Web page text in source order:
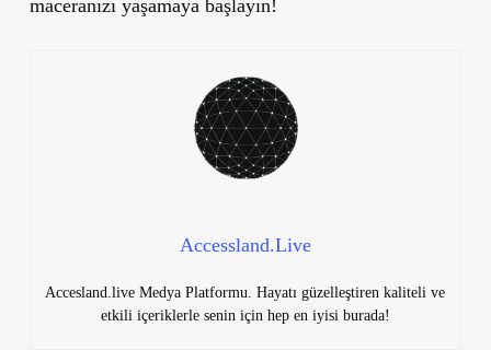
maceranızı yaşamaya başlayın!
Accessland.Live
Accesland.live Medya Platformu. Hayatı güzelleştiren kaliteli ve
etkili içeriklerle senin için hep en iyisi burada!